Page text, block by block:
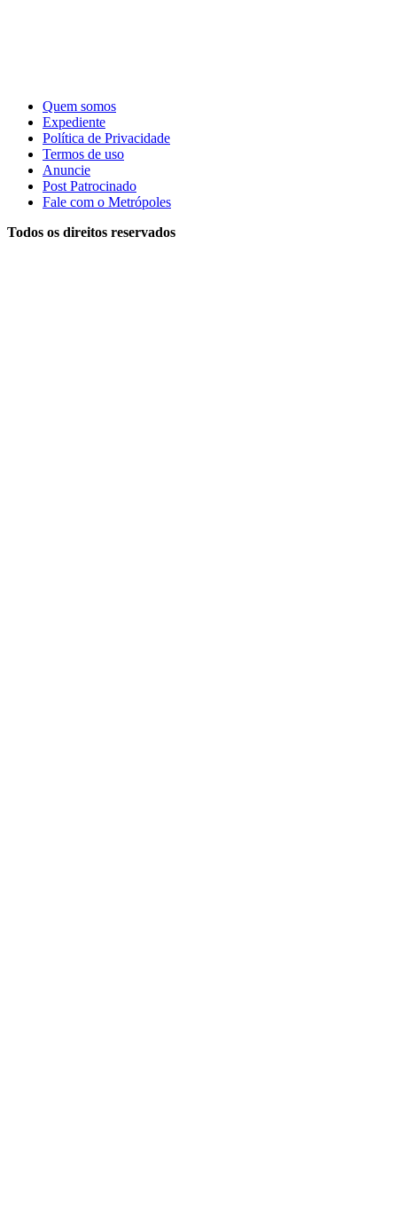
Quem somos
Expediente
Política de Privacidade
Termos de uso
Anuncie
Post Patrocinado
Fale com o Metrópoles
Todos os direitos reservados